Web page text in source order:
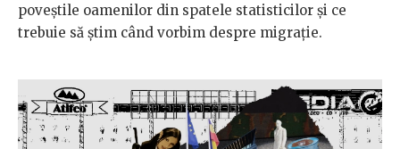
poveștile oamenilor din spatele statisticilor și ce
trebuie să știm când vorbim despre migrație.